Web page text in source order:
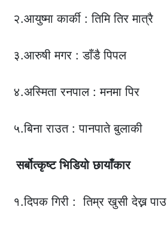
२.आयुष्मा कार्की : तिमि तिर मात्रै
३.आरुषी मगर : डाँडै पिपल
४.अस्मिता रनपाल : मनमा पिर
५.बिना राउत : पानपाते बुलाकी
सर्बोत्कृष्ट भिडियो छायाँकार
१.दिपक गिरी : तिम्र खुसी देख्न पाउ